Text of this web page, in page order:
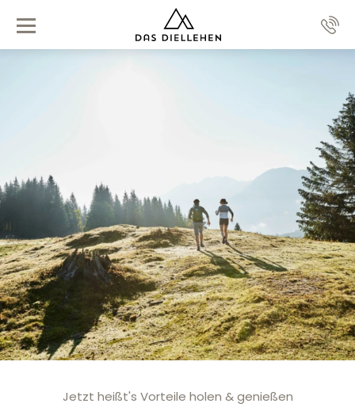
Zum Inhalt
Jetzt heißt's Vorteile holen & genießen